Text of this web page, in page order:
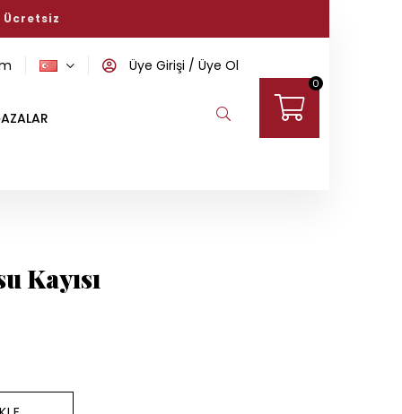
keşfedin!
Üye Girişi Üye Ol
0
Kayısı